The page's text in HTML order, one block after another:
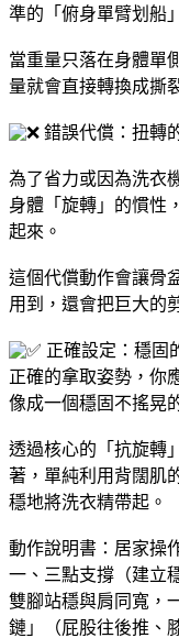
準的「俯身單臂划船
當重量只落在身體單
量就會直接轉換成撕
錯誤代償：扭轉
為了省力或因為洗衣
身體「旋轉」的慣性
起來。
這個代償動作會讓骨
用到，還會把巨大的
正確設定：穩固
正確的拿取姿勢，你
像成一個穩固不搖晃
透過核心的「抗旋轉
著，單純利用背闊肌
穩地將洗衣精帶起。
動作說明書：居家操
一、三點支撐（建立
雙腳站穩與肩同寬，
鏈」（屁股往後推、